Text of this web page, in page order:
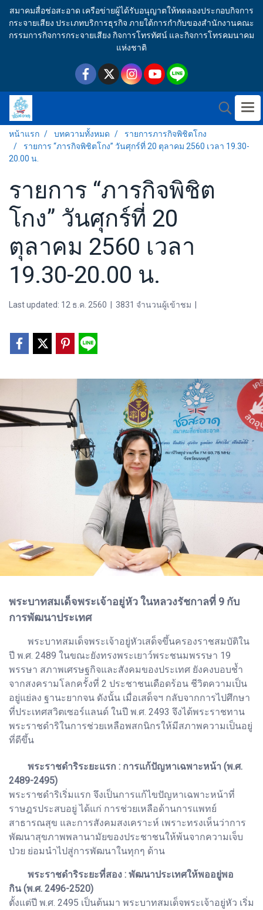
สมาคมสื่อช่อสะอาด เครือข่ายผู้ได้รับอนุญาตให้ทดลองประกอบกิจการ
กระจายเสียง ประเภทบริการธุรกิจ ภายใต้การกำกับของสำนักงานคณะ
กรรมการกิจการกระจายเสียง กิจการโทรทัศน์ และกิจการโทรคมนาคม
แห่งชาติ
หน้าแรก บทความทั้งหมด
รายการภารกิจพิชิตโกง
รายการ “ภารกิจพิชิตโกง” วันศุกร์ที่ 20 ตุลาคม 2560 เวลา 19.30-
20.00 น.
รายการ “ภารกิจพิชิต
โกง” วันศุกร์ที่ 20
ตุลาคม 2560 เวลา
19.30-20.00 น.
Last updated: 12 ธ.ค. 2560 3831 จำนวนผู้เข้าชม
พระบาทสมเด็จพระเจ้าอยู่หัว ในหลวงรัชกาลที่ 9 กับ
การพัฒนาประเทศ
พระบาทสมเด็จพระเจ้าอยู่หัวเสด็จขึ้นครองราชสมบัติใน
ปี พ.ศ. 2489 ในขณะยังทรงพระเยาว์พระชนมพรรษา 19
พรรษา สภาพเศรษฐกิจและสังคมของประเทศ ยังคงบอบช้ำ
จากสงครามโลกครั้งที่ 2 ประชาชนเดือดร้อน ชีวิตความเป็น
อยู่แย่ลง ฐานะยากจน ดังนั้น เมื่อเสด็จฯ กลับจากการไปศึกษา
ที่ประเทศสวิตเซอร์แลนด์ ในปี พ.ศ. 2493 จึงได้พระราชทาน
พระราชดำริในการช่วยเหลือพสกนิกรให้มีสภาพความเป็นอยู่
ที่ดีขึ้น
พระราชดำริระยะแรก : การแก้ปัญหาเฉพาะหน้า (พ.ศ.
2489-2495)
พระราชดำริเริ่มแรก จึงเป็นการแก้ไขปัญหาเฉพาะหน้าที่
ราษฎรประสบอยู่ ได้แก่ การช่วยเหลือด้านการแพทย์
สาธารณสุข และการสังคมสงเคราะห์ เพราะทรงเห็นว่าการ
พัฒนาสุขภาพพลานามัยของประชาชนให้พ้นจากความเจ็บ
ป่วย ย่อมนำไปสู่การพัฒนาในทุกๆ ด้าน
พระราชดำริระยะที่สอง : พัฒนาประเทศให้พออยู่พอ
กิน (พ.ศ. 2496-2520)
ตั้งแต่ปี พ.ศ. 2495 เป็นต้นมา พระบาทสมเด็จพระเจ้าอยู่หัว เริ่ม